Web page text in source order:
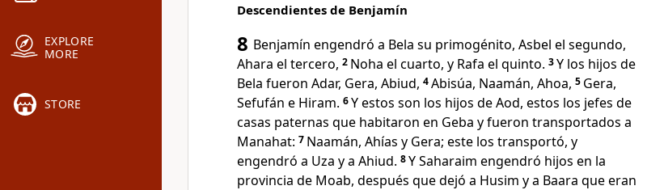
EXPLORE
MORE
STORE
Descendientes de Benjamín
8 Benjamín engendró a Bela su primogénito, Asbel el segundo,
Ahara el tercero, 2 Noha el cuarto, y Rafa el quinto. 3Y los hijos de
Bela fueron Adar, Gera, Abiud, 4Abisúa, Naamán, Ahoa, 5 Gera,
Sefufán e Hiram. 6Y estos son los hijos de Aod, estos los jefes de
casas paternas que habitaron en Geba y fueron transportados a
Manahat: 7 Naamán, Ahías y Gera; este los transportó, y
engendró a Uza y a Ahiud. 8Y Saharaim engendró hijos en la
provincia de Moab, después que dejó a Husim y a Baara que eran